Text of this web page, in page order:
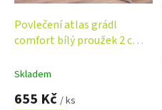
Povlečení atlas grádl
comfort bílý proužek 2 cm
Skladem
655 Kč / ks